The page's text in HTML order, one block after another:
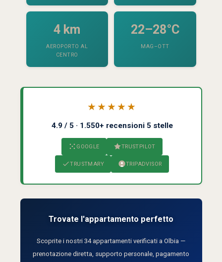
4 km
AEROPORTO AL
CENTRO
22–28°C
MAG–OTT
★★★★★
4.9 / 5 · 1.550+ recensioni 5 stelle
GOOGLE TRUSTPILOT
TRUSTMARY TRIPADVISOR
Trovate l'appartamento perfetto
Scoprite i nostri 34 appartamenti verificati a Olbia —
prenotazione diretta, supporto personale, pagamento